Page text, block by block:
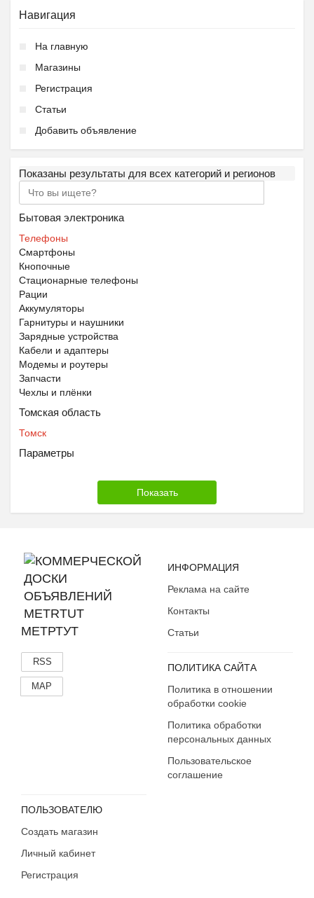
Навигация
На главную
Магазины
Регистрация
Статьи
Добавить объявление
Показаны результаты для всех категорий и регионов
Бытовая электроника
Телефоны
Смартфоны
Кнопочные
Стационарные телефоны
Рации
Аккумуляторы
Гарнитуры и наушники
Зарядные устройства
Кабели и адаптеры
Модемы и роутеры
Запчасти
Чехлы и плёнки
Томская область
Томск
Параметры
МЕТРТУТ
RSS
MAP
ИНФОРМАЦИЯ
Реклама на сайте
Контакты
Статьи
ПОЛИТИКА САЙТА
Политика в отношении
обработки cookie
Политика обработки
персональных данных
Пользовательское
соглашение
ПОЛЬЗОВАТЕЛЮ
Создать магазин
Личный кабинет
Регистрация